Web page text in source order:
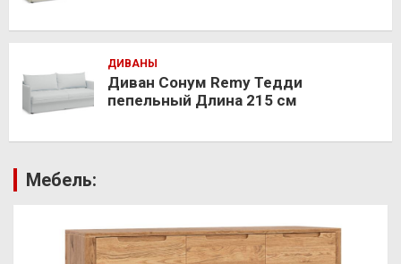
ДИВАНЫ
Диван Сонум Remy Тедди
пепельный Длина 215 см
Мебель: